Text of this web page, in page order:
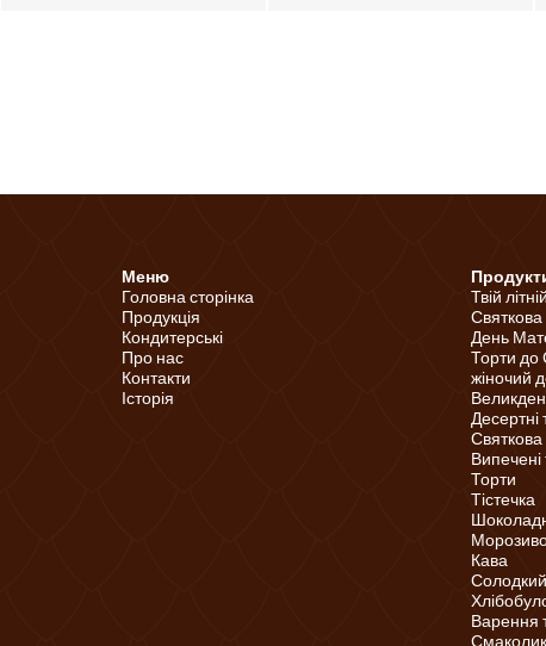
Меню
Головна сторінка
Продукція
Кондитерські
Про нас
Контакти
Історія
Твій
Святкова
День
Торти до
жіночий
Десертні
Святкова
Випечені
Торти
Тістечка
Кава
Солодкий
Варення